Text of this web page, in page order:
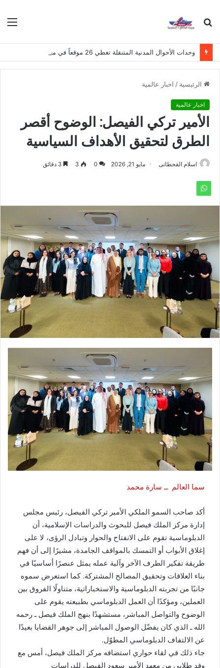
بحث
الرئيسية / اخبار عالمية
اخبار عالمية
الأمير تركي الفيصل: الوضوح أقصر
الطرق لتحقيق الأهداف السياسية
اسلام القحطانى مايو 21, 2026 0
3
سما العالم ــ سارة محمد
أكد صاحب السمو الملكي الأمير تركي الفيصل، رئيس مجلس
إدارة مركز الملك فيصل للبحوث والدراسات الإسلامية، أن
الدبلوماسية تقوم على الانفتاح والحوار وتبادل الرؤى، لا على
إغلاق الأبواب أو التمسك بالمواقف الجامدة، مشيرًا إلى أن فهم
طريقة تفكير الطرف الآخر وآلية عمله يمثل عنصرًا أساسيًا في
بناء العلاقات وتحقيق المصالح المشتركة. كما استعرض سموه
جانبًا من تجربته الدبلوماسية والاستخباراتية، متناولًا الفروق بين
العملين، ومؤكدًا أن العمل الدبلوماسي بطبيعته يقوم على
الوضوح والتواصل المباشر، مستشهدًا بنهج الملك فيصل ـ رحمه
الله ـ الذي كان يفضّل الوصول المباشر إلى جوهر القضايا بعيدًا
عن الالتفاف الدبلوماسي المطوّل.
جاء ذلك في لقاء حواري استضافه مركز الملك فيصل، أمس مع
وفد طلابي من معهد الأمير سعود الفيصل للدراسات